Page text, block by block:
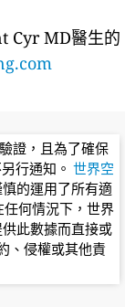
Cyr MD醫生的
證，且為了確保
行通知。 世界空
的運用了所有適
何情況下，世界
此數據而直接或
、侵權或其他責